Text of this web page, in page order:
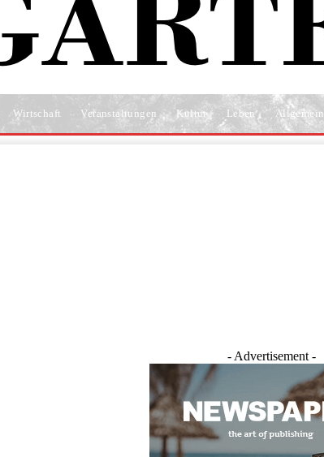
Wirtschaft Veranstaltungen Kultur Leben Allgemein
- Advertisement -